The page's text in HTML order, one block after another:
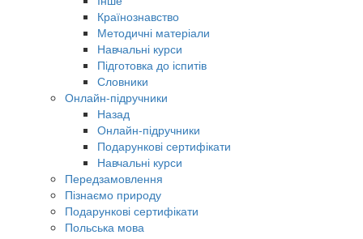
Країнознавство
Методичні матеріали
Навчальні курси
Підготовка до іспитів
Словники
Онлайн-підручники
Назад
Онлайн-підручники
Подарункові сертифікати
Навчальні курси
Передзамовлення
Пізнаємо природу
Подарункові сертифікати
Польська мова